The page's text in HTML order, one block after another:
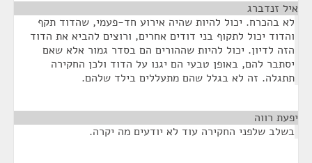
איל זנדברג
לא בהכרח. יכול להיות שהיה אירוע חד-פעמי, שהדוד תקף
והדוד יכול לתקוף בני דודים אחרים, ורוצים להביא את הדוד
הזה לדיון. יכול להיות שההורים הם בסדר גמור אלא שאם
יסתבר להם, באופן טבעי הם יגנו על הדוד ולכן החקירה
תתגלה. זה לא בגלל שהם מתעללים בילד שלהם.
יפעת רווה
בשלב שלפני החקירה עוד לא יודעים מה יקרה.